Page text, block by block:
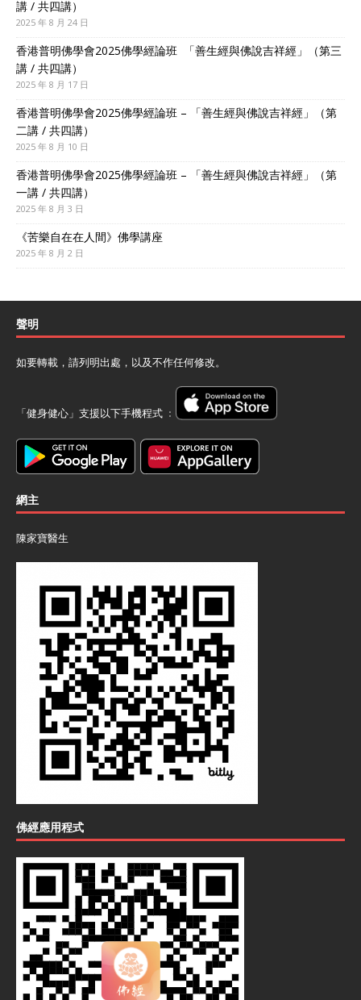
講 / 共四講）
2025 年 8 月 24 日
香港普明佛學會2025佛學經論班 「善生經與佛說吉祥經」（第三
講 / 共四講）
2025 年 8 月 17 日
香港普明佛學會2025佛學經論班 – 「善生經與佛說吉祥經」（第
二講 / 共四講）
2025 年 8 月 10 日
香港普明佛學會2025佛學經論班 – 「善生經與佛說吉祥經」（第
一講 / 共四講）
2025 年 8 月 3 日
《苦樂自在在人間》佛學講座
2025 年 8 月 2 日
聲明
如要轉載，請列明出處，以及不作任何修改。
「健身健心」支援以下手機程式 ﹕
網主
陳家寶醫生
佛經應用程式